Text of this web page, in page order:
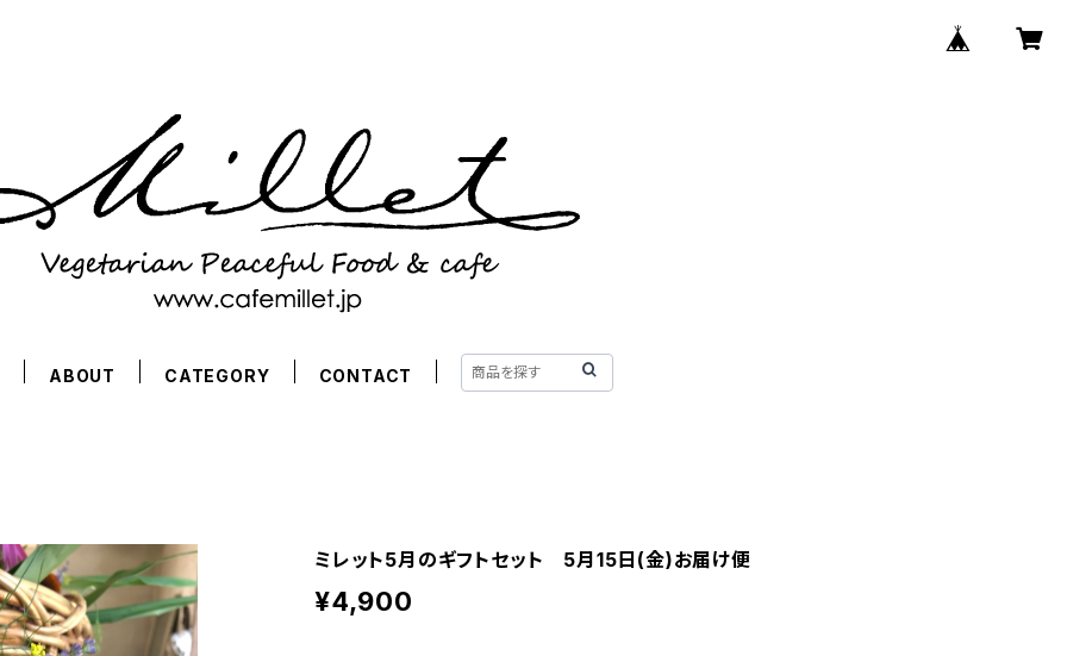
ABOUT CATEGORY CONTACT
ミレット5月のギフトセット 5月15日(金)お届け便
¥4,900